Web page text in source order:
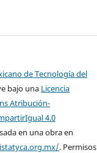
de Tecnología del
bajo una Licencia
Atribución-
4.0
en una obra en
. Permisos